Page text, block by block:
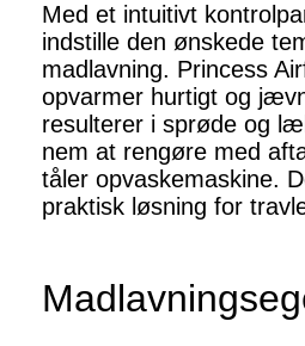
Med et intuitivt
indstille den ønskede
madlavning. Princess
opvarmer hurtigt og
resulterer i sprøde og
nem at rengøre med
tåler opvaskemaskine.
praktisk løsning for